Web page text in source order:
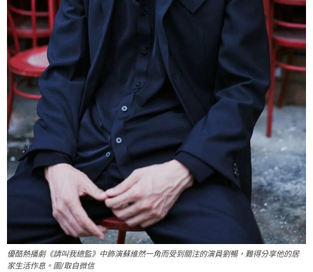
優酷熱播劇《請叫我總監》中飾演蘇維然一角而受到關注的演員劉暢，難得分享他的居
家生活作息。圖/取自微信